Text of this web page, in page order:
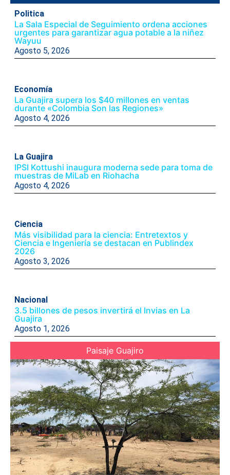
Politica
La Sala Especial de Seguimiento ordena acciones
urgentes para garantizar agua potable a la niñez
Wayuu
Agosto 5, 2026
Economía
La Guajira supera los $40 millones en ventas
durante «Colombia Son las Regiones»
Agosto 4, 2026
La Guajira
IPSI Kottushi inaugura moderna sede para toma de
muestras de MiLab en Riohacha
Agosto 4, 2026
Ciencia
Más visibilidad para la ciencia: Entretextos y
Ciencia e Ingeniería se destacan en Publindex
2026
Agosto 3, 2026
Nacional
3.5 billones de pesos invertirá el Invias en La
Guajira
Agosto 1, 2026
Paisaje Guajiro